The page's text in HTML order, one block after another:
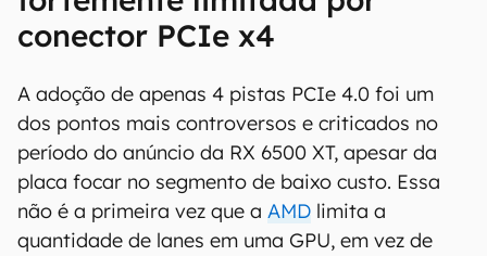
conector PCIe x4
A adoção de apenas 4 pistas PCIe 4.0 foi um
dos pontos mais controversos e criticados no
período do anúncio da RX 6500 XT, apesar da
placa focar no segmento de baixo custo. Essa
não é a primeira vez que a AMD limita a
quantidade de lanes em uma GPU, em vez de